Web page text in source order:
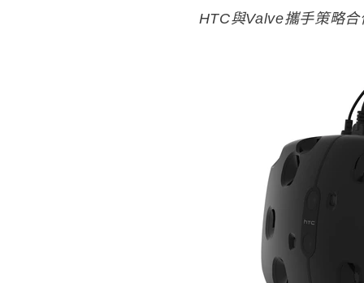
HTC與Valve攜手策略